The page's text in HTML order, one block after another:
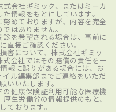
会社ギミック、またはミーカ
情報をもとにしています。
めておりますが、内容を完全
はありません。
を希望される場合は、事前に
直接ご確認ください。
害について、株式会社ギミッ
会社ではその賠償の責任を一
報に誤りがある場合には、お
ル編集部までご連絡をいただ
いいたします。
健康保険証利用可能な医療機
生労働省の情報提供のもと、
ております。